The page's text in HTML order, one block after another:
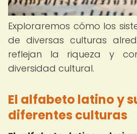
Exploraremos cómo los
de diversas culturas
reflejan la riqueza y
diversidad cultural.
El alfabeto latino y
diferentes culturas